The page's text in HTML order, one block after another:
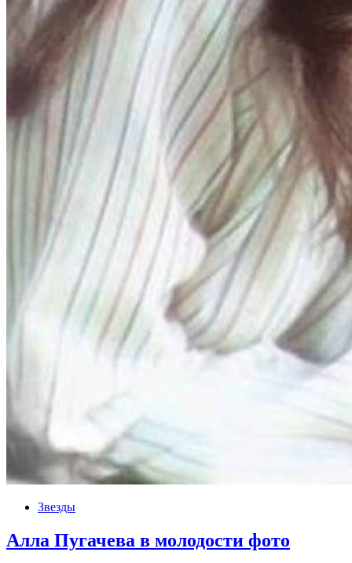
Звезды
Алла Пугачева в молодости фото